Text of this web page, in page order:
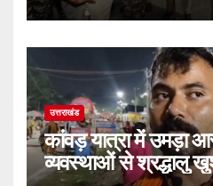
उत्तराखंड
कांवड़ यात्रा में उमड़ा
व्यवस्थाओं से श्रद्धालु